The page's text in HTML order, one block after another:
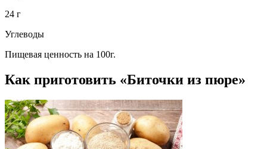
24 г
Углеводы
Пищевая ценность на 100г.
Как приготовить «Биточки из пюре»